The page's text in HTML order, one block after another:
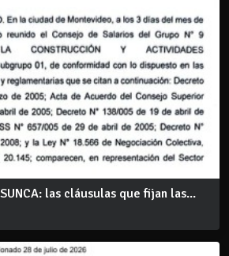
las cláusulas que fijan las...